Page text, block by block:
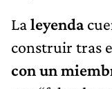
Laleyenda
construir tras
con un